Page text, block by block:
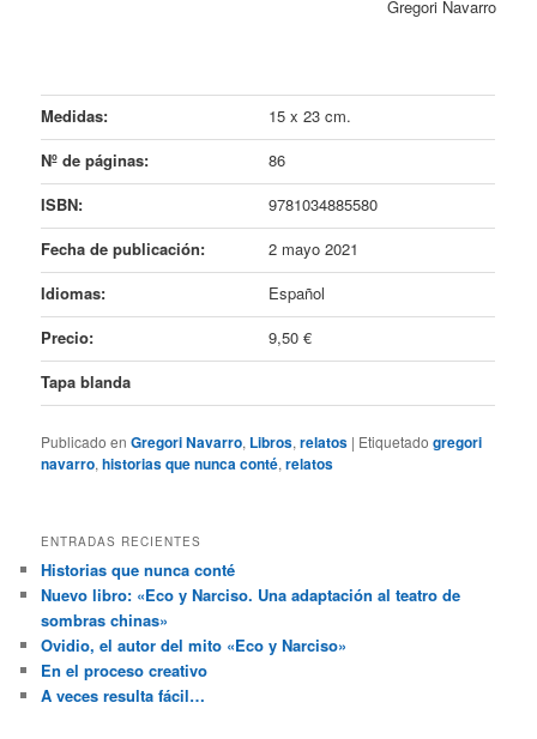
Gregori Navarro
Medidas:
15 x 23 cm.
Nº de páginas:
86
ISBN:
9781034885580
Fecha de publicación:
2 mayo 2021
Idiomas:
Español
Precio:
9,50 €
Tapa blanda
Publicado en Gregori Navarro, Libros,relatos | Etiquetado gregori
navarro,historias que nunca conté,relatos
ENTRADAS RECIENTES
Historias que nunca conté
Nuevo libro: «Eco y Narciso. Una adaptación al teatro de
sombras chinas»
Ovidio, el autor del mito «Eco y Narciso»
En el proceso creativo
A veces resulta fácil…